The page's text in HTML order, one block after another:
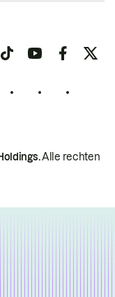
Alle rechten